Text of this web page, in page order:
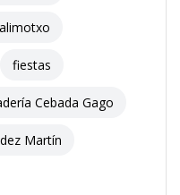
fiestas
Cebada Gago
Martín